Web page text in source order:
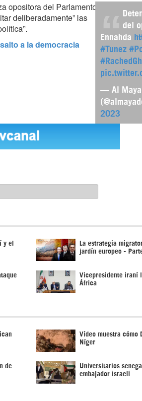
del
Ennahda
#Tunez
— Al
2023
opositora del Parlamento
deliberadamente” las
a la democracia
y el La estrategia
jardín europeo -
Vicepresidente iraní
África
Vídeo muestra cómo
Níger
de Universitarios
embajador israelí